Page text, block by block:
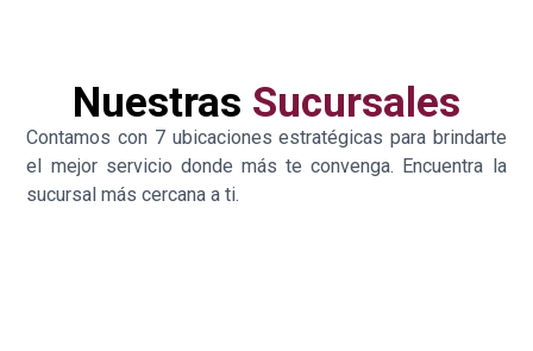
Nuestras Sucursales
Contamos con 7 ubicaciones estratégicas para brindarte
el mejor servicio donde más te convenga. Encuentra la
sucursal más cercana a ti.